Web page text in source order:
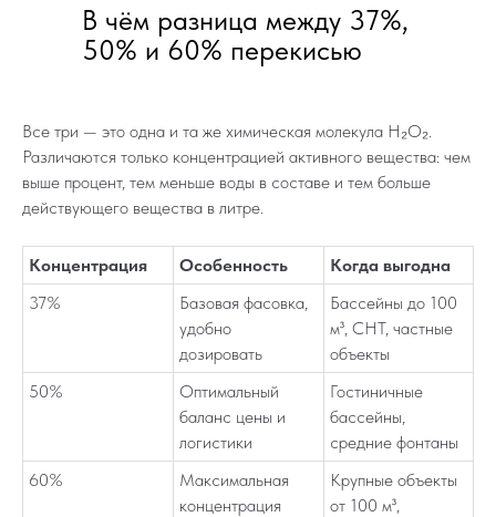
В чём разница между 37%,
50% и 60% перекисью
Все три — это одна и та же химическая молекула H₂O₂.
Различаются только концентрацией активного вещества: чем
выше процент, тем меньше воды в составе и тем больше
действующего вещества в литре.
Концентрация Особенность
Когда выгодна
37%
Базовая фасовка,
удобно
дозировать
Бассейны до 100
м³, СНТ, частные
объекты
50%
Оптимальный
баланс цены и
логистики
Гостиничные
бассейны,
средние фонтаны
60%
Максимальная
концентрация
Крупные объекты
от 100 м³,